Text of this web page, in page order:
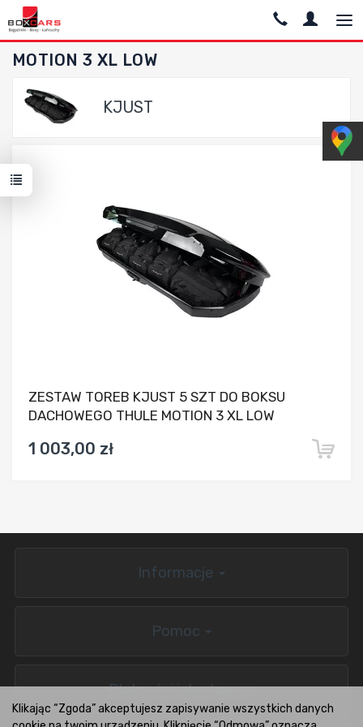
MOTION 3 XL LOW
KJUST
ZESTAW TOREB KJUST 5 SZT DO BOKSU
DACHOWEGO THULE MOTION 3 XL LOW
1 003,00 zł
Informacje
Pomoc
Płatności i dostawa
Klikając “Zgoda” akceptujesz zapisywanie wszystkich danych